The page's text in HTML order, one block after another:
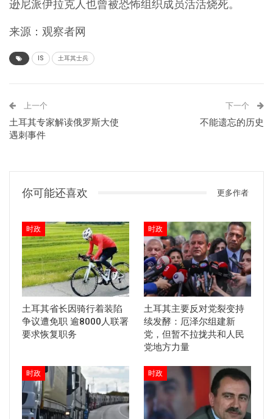
逊尼派伊拉克人也曾被恐怖组织成员活活烧死。
来源：观察者网
IS 土耳其士兵
上一个
土耳其专家解读俄罗斯大使
遇刺事件
下一个
不能遗忘的历史
你可能还喜欢 更多作者
时政
土耳其省长因骑行着装陷
争议遭免职 逾8000人联署
要求恢复职务
时政
土耳其主要反对党裂变持
续发酵：厄泽尔组建新
党，但暂不拉拢共和人民
党地方力量
时政 时政